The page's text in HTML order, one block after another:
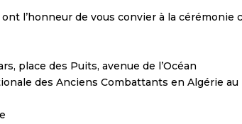
l’honneur de vous convier à la cérémonie
place des Puits, avenue de l’Océan
des Anciens Combattants en Algérie